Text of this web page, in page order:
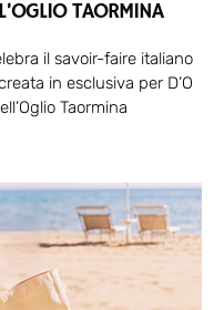
TAORMINA
il savoir-faire italiano
in esclusiva per D’O
Taormina